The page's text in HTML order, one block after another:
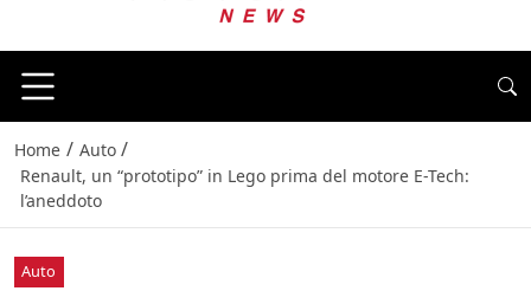
Home / Auto /
Renault, un “prototipo” in Lego prima del motore E-Tech:
l’aneddoto
Auto